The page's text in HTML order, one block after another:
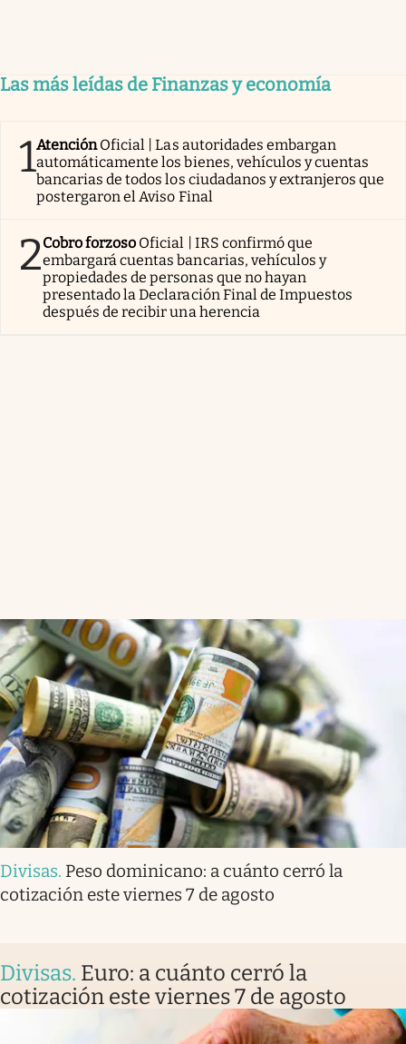
Las más leídas de Finanzas y economía
1AtenciónOficial | Las autoridades embargan
automáticamente los bienes, vehículos y cuentas
bancarias de todos los ciudadanos y extranjeros que
postergaron el Aviso Final
2Cobro forzoso Oficial | IRS confirmó que
embargará cuentas bancarias, vehículos y
propiedades de personas que no hayan
presentado la Declaración Final de Impuestos
después de recibir una herencia
Divisas. Peso dominicano: a cuánto cerró la
cotización este viernes 7 de agosto
Divisas. Euro: a cuánto cerró la
cotización este viernes 7 de agosto